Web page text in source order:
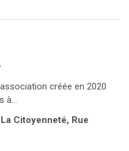
créée en 2020
à...
Citoyenneté, Rue